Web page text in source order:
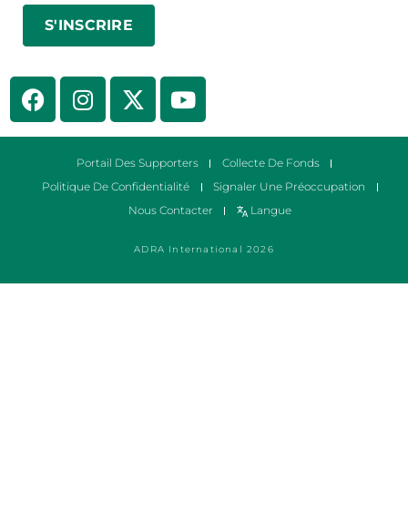
ADRA International 2026
Portail Des Supporters
Collecte De Fonds
Politique De Confidentialité
Signaler Une Préoccupation
Nous Contacter
Langue